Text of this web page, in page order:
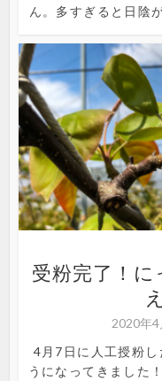
ん。多すぎると日陰
受粉完了！
2020年4
4月7日に人工授粉し
うになってきました